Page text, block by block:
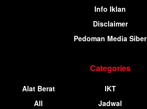
Info Iklan
Disclaimer
Pedoman Media Siber
Categories
Alat Berat
All
IKT
Jadwal